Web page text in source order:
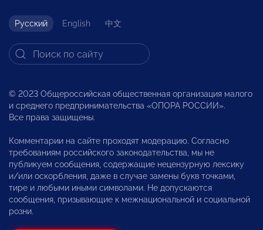
Русский English 中文
© 2023 Общероссийская общественная организация малого
и среднего предпринимательства «ОПОРА РОССИИ».
Все права защищены.
Комментарии на сайте проходят модерацию. Согласно
требованиям российского законодательства, мы не
публикуем сообщения, содержащие нецензурную лексику
и/или оскорбления, даже в случае замены букв точками,
тире и любыми иными символами. Не допускаются
сообщения, призывающие к межнациональной и социальной
розни.